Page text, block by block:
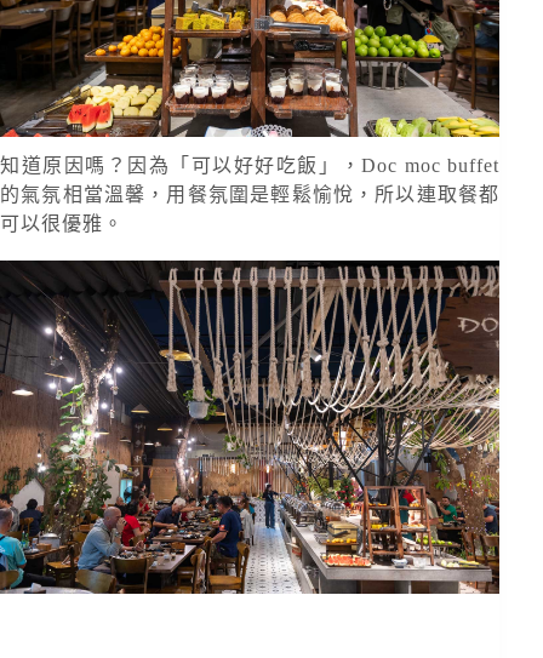
知道原因嗎？因為「可以好好吃飯」，Doc moc buffet
的氣氛相當溫馨，用餐氛圍是輕鬆愉悅，所以連取餐都
可以很優雅。